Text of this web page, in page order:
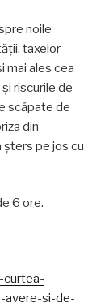
noile
taxelor
mai ales cea
riscurile de
scăpate de
din
șters pe jos cu
6 ore.
curtea-
avere-si-de-